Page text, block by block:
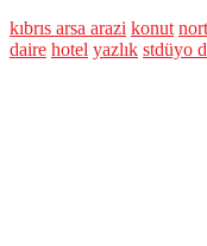
kıbrıs arsa arazi konut
daire hotel yazlık stdüyo